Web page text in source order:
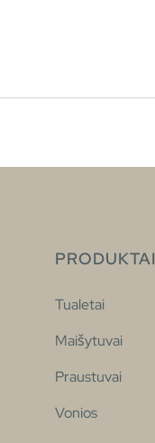
PRODUKTAI
Tualetai
Maišytuvai
Praustuvai
Vonios